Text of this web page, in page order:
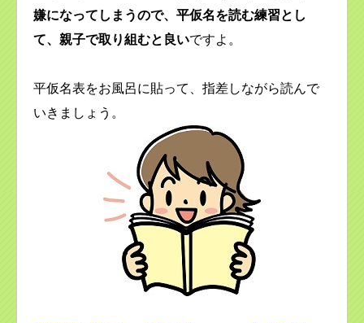
嫌になってしまうので、平仮名を読む練習とし
て、親子で取り組むと良いですよ。
平仮名表をお風呂に貼って、指差しながら読んで
いきましょう。